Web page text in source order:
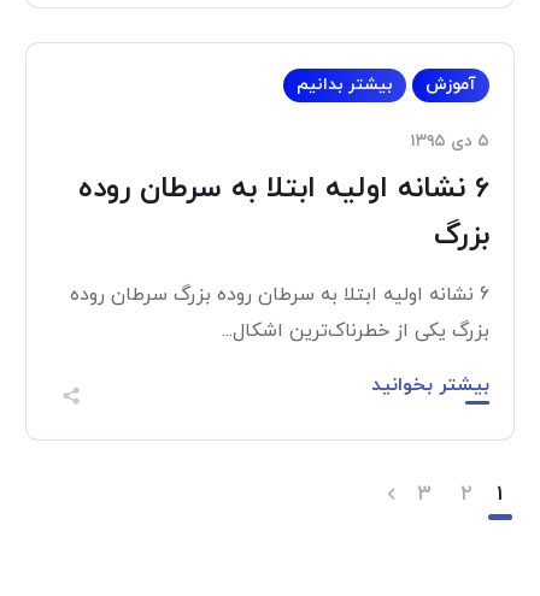
آموزش بیشتر بدانیم
۵ دی ۱۳۹۵
6 نشانه اولیه ابتلا به سرطان روده
بزرگ
6 نشانه اولیه ابتلا به سرطان روده بزرگ سرطان روده
بزرگ یکی از خطرناک‌ترین اشکال...
بیشتر بخوانید
۱ ۲ ۳